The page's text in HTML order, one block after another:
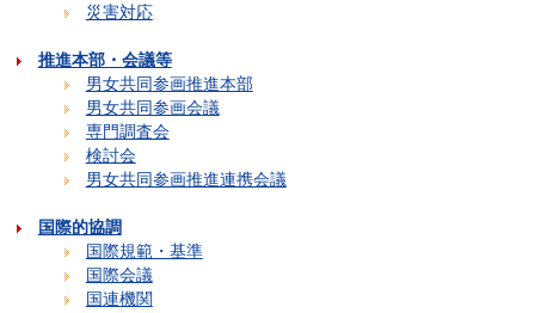
災害対応
推進本部・会議等
男女共同参画推進本部
男女共同参画会議
専門調査会
検討会
男女共同参画推進連携会議
国際的協調
国際規範・基準
国際会議
国連機関